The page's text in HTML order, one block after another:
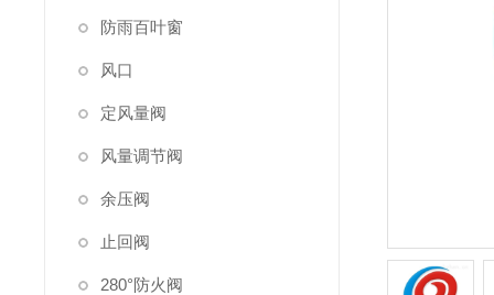
防雨百叶窗
风口
定风量阀
风量调节阀
余压阀
止回阀
280°防火阀